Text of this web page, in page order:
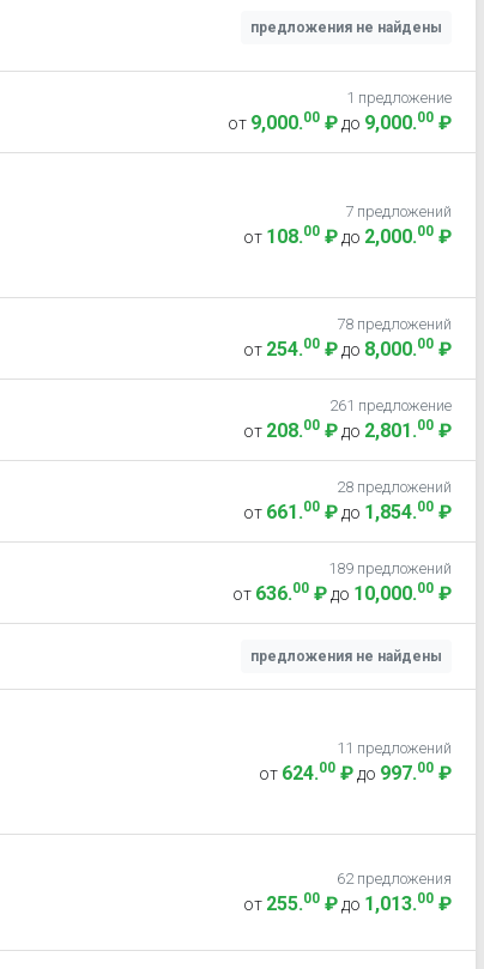
предложения не найдены
1 предложение
от 9,000.00 ₽ до 9,000.00 ₽
7 предложений
от 108.00 ₽ до 2,000.00 ₽
78 предложений
от 254.00 ₽ до 8,000.00 ₽
261 предложение
от 208.00 ₽ до 2,801.00 ₽
28 предложений
от 661.00 ₽ до 1,854.00 ₽
189 предложений
от 636.00 ₽ до 10,000.00 ₽
предложения не найдены
11 предложений
от 624.00 ₽ до 997.00 ₽
62 предложения
от 255.00 ₽ до 1,013.00 ₽